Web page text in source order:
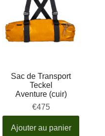
Sac de Transport
Teckel
Aventure (cuir)
€475
Ajouter au panier